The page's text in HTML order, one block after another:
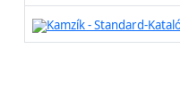
Kamzík - Standard-